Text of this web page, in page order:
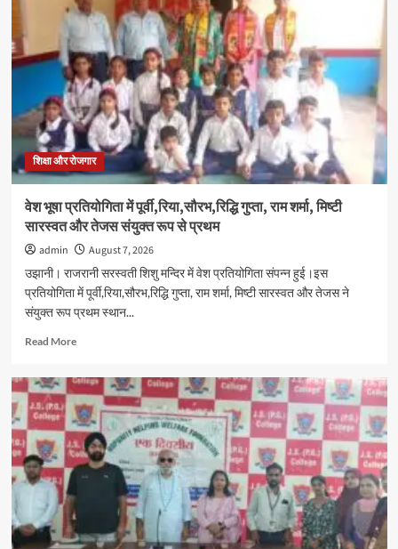
भारत
अभियान
अंतर्गत
राजकीय
मेडिकल
कॉलेज
बदायूँ
जागरूकता
रैली
आयोजन
शिक्षा और रोजगार
वेश भूषा प्रतियोगिता में पूर्वी,रिया,सौरभ,रिद्धि गुप्ता, राम शर्मा, मिष्टी
सारस्वत और तेजस संयुक्त रूप से प्रथम
admin
August 7, 2026
उझानी। राजरानी सरस्वती शिशु मन्दिर में वेश प्रतियोगिता संपन्न हुई।इस
प्रतियोगिता में पूर्वी,रिया,सौरभ,रिद्धि गुप्ता, राम शर्मा, मिष्टी सारस्वत और तेजस ने
संयुक्त रूप प्रथम स्थान...
Read MoreRead
वेश
भूषा
प्रतियोगिता
में
पूर्वी,रिया,सौरभ,रिद्धि
गुप्ता,
शर्मा,
सारस्वत